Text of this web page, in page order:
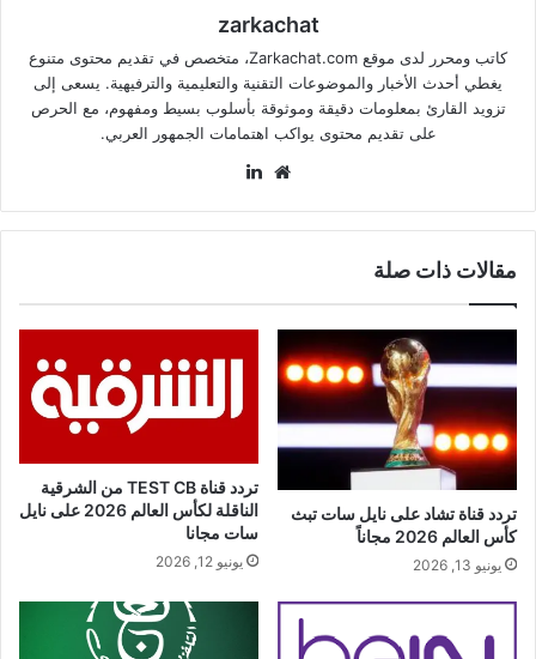
zarkachat
كاتب ومحرر لدى موقع Zarkachat.com، متخصص في تقديم محتوى متنوع
يغطي أحدث الأخبار والموضوعات التقنية والتعليمية والترفيهية. يسعى إلى
تزويد القارئ بمعلومات دقيقة وموثوقة بأسلوب بسيط ومفهوم، مع الحرص
على تقديم محتوى يواكب اهتمامات الجمهور العربي.
موقع
مقالات ذات صلة
تردد قناة تشاد على نايل سات تبث
كأس العالم 2026 مجاناً
يونيو 13, 2026
تردد قناة TEST CB من الشرقية
الناقلة لكأس العالم 2026 على نايل
سات مجانا
يونيو 12, 2026